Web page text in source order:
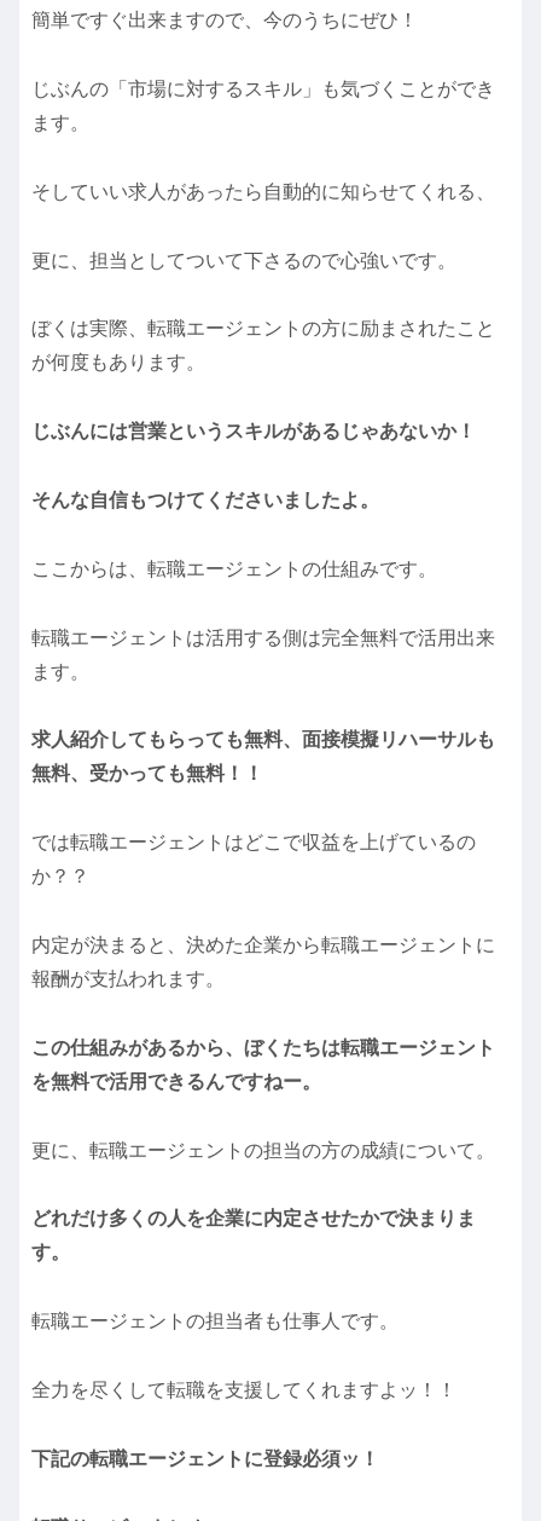
簡単ですぐ出来ますので、今のうちにぜひ！
じぶんの「市場に対するスキル」も気づくことができ
ます。
そしていい求人があったら自動的に知らせてくれる、
更に、担当としてついて下さるので心強いです。
ぼくは実際、転職エージェントの方に励まされたこと
が何度もあります。
じぶんには営業というスキルがあるじゃあないか！
そんな自信もつけてくださいましたよ。
ここからは、転職エージェントの仕組みです。
転職エージェントは活用する側は完全無料で活用出来
ます。
求人紹介してもらっても無料、面接模擬リハーサルも
無料、受かっても無料！！
では転職エージェントはどこで収益を上げているの
か？？
内定が決まると、決めた企業から転職エージェントに
報酬が支払われます。
この仕組みがあるから、ぼくたちは転職エージェント
を無料で活用できるんですねー。
更に、転職エージェントの担当の方の成績について。
どれだけ多くの人を企業に内定させたかで決まりま
す。
転職エージェントの担当者も仕事人です。
全力を尽くして転職を支援してくれますよッ！！
下記の転職エージェントに登録必須ッ！